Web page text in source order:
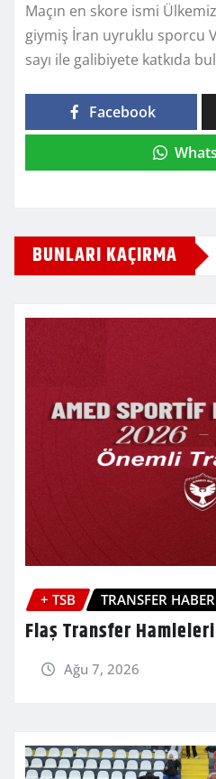
Maçın en skore ismi
giymiş İran uyruklu sporcu
sayı ile galibiyete katkıda
Facebook
BUNLARI KAÇIRMA
+ TSB TRANSFER
Flaş Transfer Hamleleri
Ağu 7, 2026